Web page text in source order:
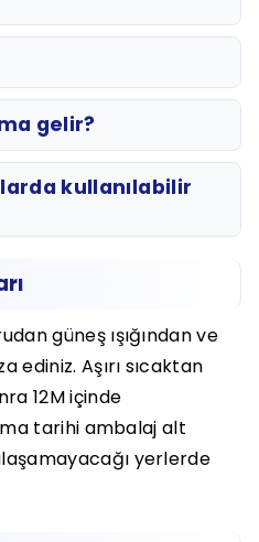
gelir?
kullanılabilir
güneş ışığından ve
ediniz. Aşırı sıcaktan
12M içinde
tarihi ambalaj alt
yerlerde